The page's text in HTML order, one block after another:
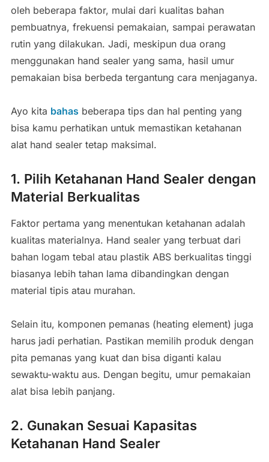
oleh beberapa faktor, mulai dari kualitas bahan
pembuatnya, frekuensi pemakaian, sampai perawatan
rutin yang dilakukan. Jadi, meskipun dua orang
menggunakan hand sealer yang sama, hasil umur
pemakaian bisa berbeda tergantung cara menjaganya.
Ayo kita bahas beberapa tips dan hal penting yang
bisa kamu perhatikan untuk memastikan ketahanan
alat hand sealer tetap maksimal.
1. Pilih Ketahanan Hand Sealer dengan
Material Berkualitas
Faktor pertama yang menentukan ketahanan adalah
kualitas materialnya. Hand sealer yang terbuat dari
bahan logam tebal atau plastik ABS berkualitas tinggi
biasanya lebih tahan lama dibandingkan dengan
material tipis atau murahan.
Selain itu, komponen pemanas (heating element) juga
harus jadi perhatian. Pastikan memilih produk dengan
pita pemanas yang kuat dan bisa diganti kalau
sewaktu-waktu aus. Dengan begitu, umur pemakaian
alat bisa lebih panjang.
2. Gunakan Sesuai Kapasitas
Ketahanan Hand Sealer